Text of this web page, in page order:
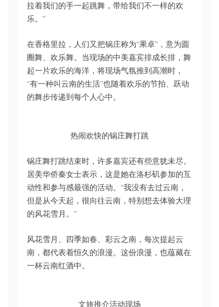
拉着我们的手一起跳舞，带给我们不一样的欢
乐。”
在香格里拉，人们又把锅庄称为“果卓”，意为圆
圈舞、欢乐舞。当现场的中美嘉宾排成长排，舞
起一片欢乐的海洋，将现场气氛推到高潮时，
“有一种叫云南的生活”也随着欢乐的节拍、跃动
的舞步传递到每个人心中。
热闹欢快的锅庄舞打跳
锅庄舞打跳结束时，许多嘉宾还有些意犹未尽。
居美华侨秦女士表示，这是她在洛杉矶参加的互
动性和参与感最强的活动。“我没有去过云南，
但是从今天起，很向往云南，特别想去体验大理
的风花雪月。”
风花雪月、四季如春、彩云之南，每次提起云
南，都代表着恒久的浪漫。这份浪漫，也蕴藏在
一杯云南红酒中。
文旅推介活动现场